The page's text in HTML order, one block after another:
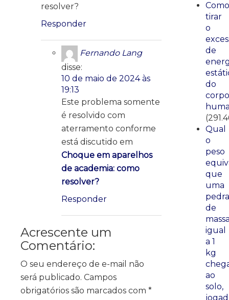
resolver?
Responder
Fernando Lang
disse:
10 de maio de 2024 às
19:13
Este problema somente
é resolvido com
aterramento conforme
está discutido em
Choque em aparelhos
de academia: como
resolver?
Responder
Acrescente um
Comentário:
O seu endereço de e-mail não
será publicado. Campos
obrigatórios são marcados com *
Como
tirar
o
de
do
corpo
Qual
o
peso
que
uma
pedra
de
igual
a 1
kg
ao
solo,